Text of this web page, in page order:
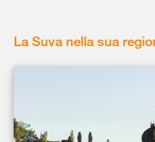
La Suva nella sua